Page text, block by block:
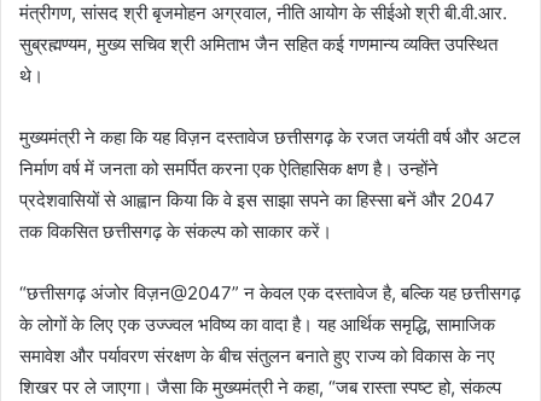
मंत्रीगण, सांसद श्री बृजमोहन अग्रवाल, नीति आयोग के सीईओ श्री बी.वी.आर.
सुब्रह्मण्यम, मुख्य सचिव श्री अमिताभ जैन सहित कई गणमान्य व्यक्ति उपस्थित
थे।
मुख्यमंत्री ने कहा कि यह विज़न दस्तावेज छत्तीसगढ़ के रजत जयंती वर्ष और अटल
निर्माण वर्ष में जनता को समर्पित करना एक ऐतिहासिक क्षण है। उन्होंने
प्रदेशवासियों से आह्वान किया कि वे इस साझा सपने का हिस्सा बनें और 2047
तक विकसित छत्तीसगढ़ के संकल्प को साकार करें।
“छत्तीसगढ़ अंजोर विज़न@2047” न केवल एक दस्तावेज है, बल्कि यह छत्तीसगढ़
के लोगों के लिए एक उज्ज्वल भविष्य का वादा है। यह आर्थिक समृद्धि, सामाजिक
समावेश और पर्यावरण संरक्षण के बीच संतुलन बनाते हुए राज्य को विकास के नए
शिखर पर ले जाएगा। जैसा कि मुख्यमंत्री ने कहा, “जब रास्ता स्पष्ट हो, संकल्प